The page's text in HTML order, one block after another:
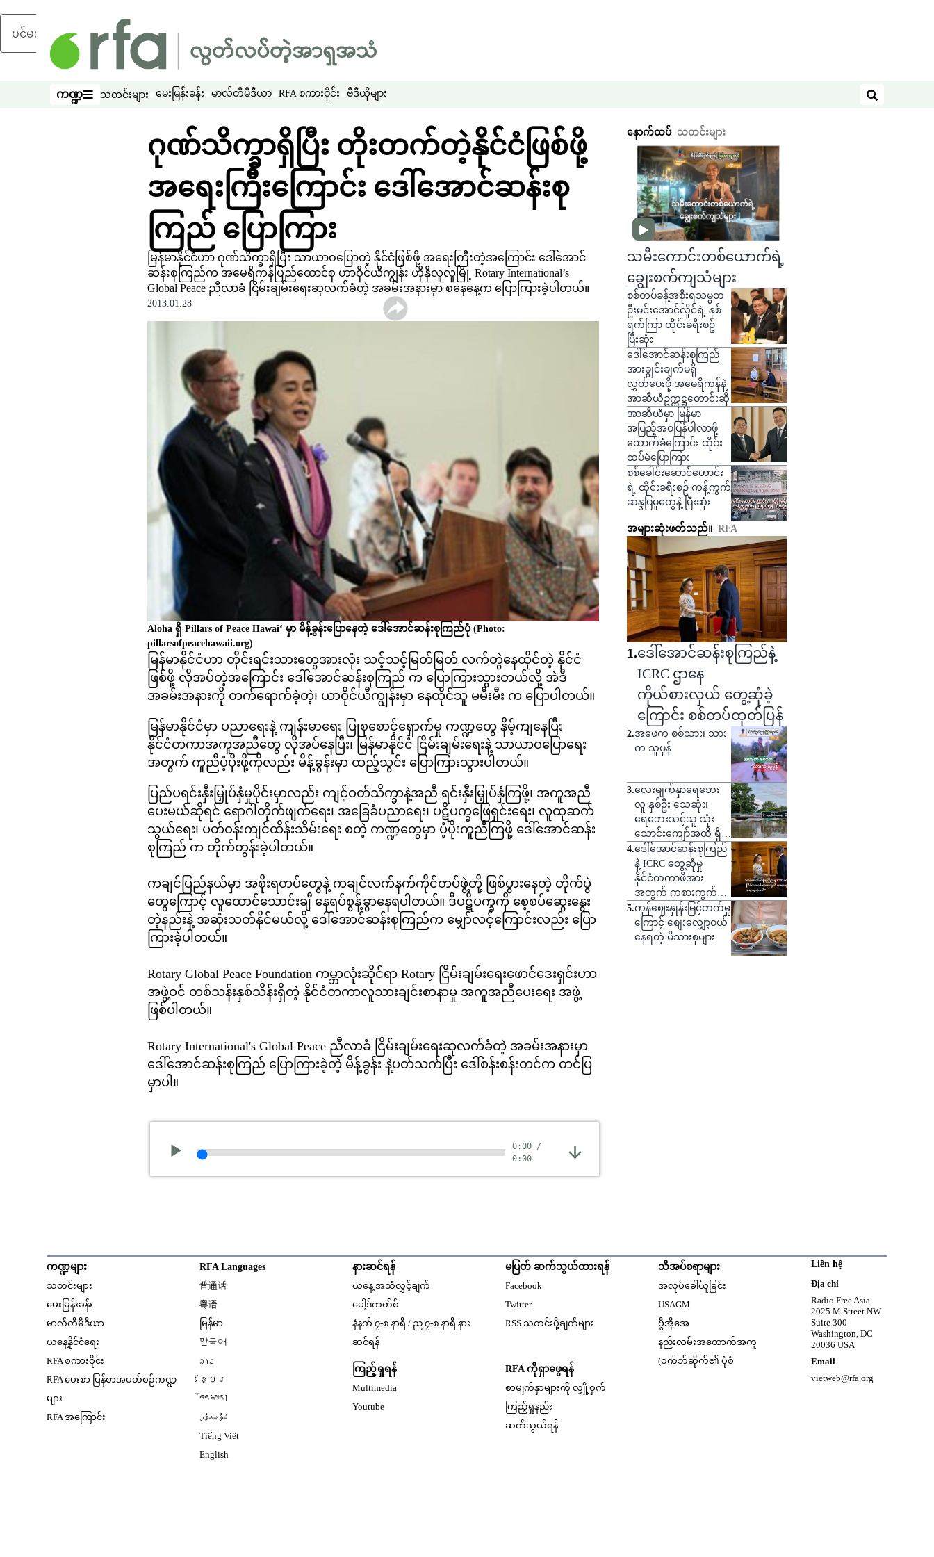
ပင်မအကြောင်းအရာသို့ ကျော်ရန်
ကဏ္ဍ
ကဏ္ဍ သတင်းများ မေးမြန်းခန်း မာလ်တီမီဒီယာ RFA စကားဝိုင်း ဗီဒီယိုများ
ရှာဖွေရန်
ဂုဏ်သိက္ခာရှိပြီး တိုးတက်တဲ့နိုင်ငံဖြစ်ဖို့
အရေးကြီးကြောင်း ဒေါ်အောင်ဆန်းစု
ကြည် ပြောကြား
မြန်မာနိုင်ငံဟာ ဂုဏ်သိက္ခာရှိပြီး သာယာဝပြောတဲ့ နိုင်ငံဖြစ်ဖို့ အရေးကြီးတဲ့အကြောင်း ဒေါ်အောင်
ဆန်းစုကြည်က အမေရိကန်ပြည်ထောင်စု ဟာဝိုင်ယီကျွန်း ဟိုနိုလူလူမြို့ Rotary International’s
Global Peace ညီလာခံ ငြိမ်းချမ်းရေးဆုလက်ခံတဲ့ အခမ်းအနားမှာ စနေနေ့က ပြောကြားခဲ့ပါတယ်။
2013.01.28
Aloha ရှိ Pillars of Peace Hawai‘ မှာ မိန့်ခွန်းပြောနေတဲ့ ဒေါ်အောင်ဆန်းစုကြည်ပုံ (Photo:
pillarsofpeacehawaii.org)
မြန်မာနိုင်ငံဟာ တိုင်းရင်းသားတွေအားလုံး သင့်သင့်မြတ်မြတ် လက်တွဲနေထိုင်တဲ့ နိုင်ငံ
ဖြစ်ဖို့ လိုအပ်တဲ့အကြောင်း ဒေါ်အောင်ဆန်းစုကြည် က ပြောကြားသွားတယ်လို့ အဲဒီ
အခမ်းအနားကို တက်ရောက်ခဲ့တဲ့၊ ယာဝိုင်ယီကျွန်းမှာ နေထိုင်သူ မမီးမီး က ပြောပါတယ်။
မြန်မာနိုင်ငံမှာ ပညာရေးနဲ့ ကျန်းမာရေး ပြုစုစောင့်ရှောက်မှု ကဏ္ဍတွေ နိမ့်ကျနေပြီး
နိုင်ငံတကာအကူအညီတွေ လိုအပ်နေပြီး၊ မြန်မာနိုင်ငံ ငြိမ်းချမ်းရေးနဲ့ သာယာဝပြောရေး
အတွက် ကူညီပံ့ပိုးဖို့ကိုလည်း မိန့်ခွန်းမှာ ထည့်သွင်း ပြောကြားသွားပါတယ်။
ပြည်ပရင်းနှီးမြှုပ်နှံမှုပိုင်းမှာလည်း ကျင့်ဝတ်သိက္ခာနဲ့အညီ ရင်းနှီးမြှုပ်နှံကြဖို့၊ အကူအညီ
ပေးမယ်ဆိုရင် ရောဂါတိုက်ဖျက်ရေး၊ အခြေခံပညာရေး၊ ပဋိပက္ခဖြေရှင်းရေး၊ လူထုဆက်
သွယ်ရေး၊ ပတ်ဝန်းကျင်ထိန်းသိမ်းရေး စတဲ့ ကဏ္ဍတွေမှာ ပံ့ပိုးကူညီကြဖို့ ဒေါ်အောင်ဆန်း
စုကြည် က တိုက်တွန်းခဲ့ပါတယ်။
ကချင်ပြည်နယ်မှာ အစိုးရတပ်တွေနဲ့ ကချင်လက်နက်ကိုင်တပ်ဖွဲ့တို့ ဖြစ်ပွားနေတဲ့ တိုက်ပွဲ
တွေကြောင့် လူထောင်သောင်းချီ နေရပ်စွန့်ခွာနေရပါတယ်။ ဒီပဋိပက္ခကို စေ့စပ်ဆွေးနွေး
တဲ့နည်းနဲ့ အဆုံးသတ်နိုင်မယ်လို့ ဒေါ်အောင်ဆန်းစုကြည်က မျှော်လင့်ကြောင်းလည်း ပြော
ကြားခဲ့ပါတယ်။
Rotary Global Peace Foundation ကမ္ဘာလုံးဆိုင်ရာ Rotary ငြိမ်းချမ်းရေးဖောင်ဒေးရှင်းဟာ
အဖွဲ့ဝင် တစ်သန်းနှစ်သိန်းရှိတဲ့ နိုင်ငံတကာလူသားချင်းစာနာမှု အကူအညီပေးရေး အဖွဲ့
ဖြစ်ပါတယ်။
Rotary International's Global Peace ညီလာခံ ငြိမ်းချမ်းရေးဆုလက်ခံတဲ့ အခမ်းအနားမှာ
ဒေါ်အောင်ဆန်းစုကြည် ပြောကြားခဲ့တဲ့ မိန့်ခွန်း နဲ့ပတ်သက်ပြီး ဒေါ်စန်းစန်းတင်က တင်ပြ
မှာပါ။
0:00 /
0:00
နောက်ထပ် သတင်းများ
သမီးကောင်းတစ်ယောက်ရဲ့
ချွေးစက်ကျသံများ
စစ်တပ်ခန့်အစိုးရသမ္မတ
ဦးမင်းအောင်လှိုင်ရဲ့ နှစ်
ရက်ကြာ ထိုင်းခရီးစဥ်
ပြီးဆုံး
ဒေါ်အောင်ဆန်းစုကြည်
အားချွင်းချက်မရှိ
လွှတ်ပေးဖို့ အမေရိကန်နဲ့
အာဆီယံဥက္ကဋ္ဌတောင်းဆို
အာဆီယံမှာ မြန်မာ
အပြည့်အဝပြန်ပါလာဖို့
ထောက်ခံကြောင်း ထိုင်း
ထပ်မံပြောကြား
စစ်ခေါင်းဆောင်ဟောင်း
ရဲ့ ထိုင်းခရီးစဉ် ကန့်ကွက်
ဆန္ဒပြမှုတွေနဲ့ ပြီးဆုံး
အများဆုံးဖတ်သည်။ RFA
1.ဒေါ်အောင်ဆန်းစုကြည်နဲ့
ICRC ဌာနေ
ကိုယ်စားလှယ် တွေ့ဆုံခဲ့
ကြောင်း စစ်တပ်ထုတ်ပြန်
2.အဖေက စစ်သား၊ သား
က သူပုန်
3.လေးမျက်နှာရေဘေး
လူ နှစ်ဦး သေဆုံး၊
ရေဘေးသင့်သူ သုံး
သောင်းကျော်အထိ ရှိ
လာ
4.ဒေါ်အောင်ဆန်းစုကြည်
နဲ့ ICRC တွေ့ဆုံမှု
နိုင်ငံတကာဖိအား
အတွက် ကစားကွက်
တစ်ခုဟု သုံးသပ်
5.ကုန်ဈေးနှုန်းမြင့်တက်မှု
ကြောင့် စျေးလျှော့ဝယ်
နေရတဲ့ မိသားစုများ
ကဏ္ဍများ
သတင်းများ
မေးမြန်းခန်း
မာလ်တီမီဒီယာ
ယနေ့နိုင်ငံရေး
RFA စကားဝိုင်း
RFA ပေးစာ ပြန်စာအပတ်စဉ်ကဏ္ဍ
များ
RFA အကြောင်း
RFA Languages
普通话
粤语
မြန်မာ
한국어
ລາວ
ខ្មែរ
བོད་སྐད།
ئۇيغۇر
Tiếng Việt
English
နားဆင်ရန်
ယနေ့ အသံလွှင့်ချက်
ပေါ့ဒ်ကတ်စ်
နံနက် ၇-၈ နာရီ / ည ၇-၈ နာရီ နား
ဆင်ရန်
ကြည့်ရှုရန်
Multimedia
Youtube
မပြတ် ဆက်သွယ်ထားရန်
Facebook
Twitter
RSS သတင်းပို့ချက်များ
RFA ကိုရှာဖွေရန်
စာမျက်နှာများကို လျှို့ဝှက်
ကြည့်ရှုနည်း
ဆက်သွယ်ရန်
သိအပ်စရာများ
အလုပ်ခေါ်ယူခြင်း
USAGM
ဗွီအိုအေ
နည်းလမ်းအထောက်အကူ
(ဝက်ဘ်ဆိုက်၏ ပုံစံ
Liên hệ
Địa chỉ
Radio Free Asia
2025 M Street NW
Suite 300
Washington, DC
20036 USA
Email
vietweb@rfa.org